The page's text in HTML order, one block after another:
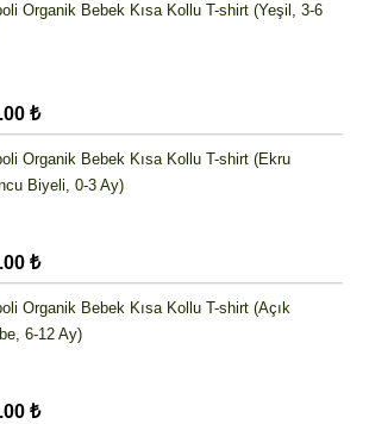
Organik Bebek Kısa Kollu T-shirt (Yeşil, 3-6
₺
Organik Bebek Kısa Kollu T-shirt (Ekru
Biyeli, 0-3 Ay)
₺
Organik Bebek Kısa Kollu T-shirt (Açık
6-12 Ay)
₺